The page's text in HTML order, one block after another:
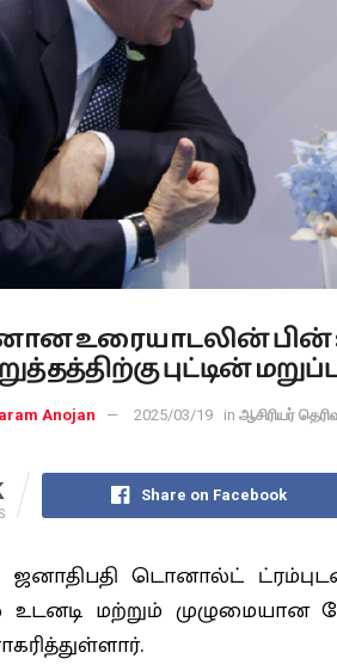
உரையாடலின்
புட்டின்
Anojan 2025/03/19 in ஆசிரியர்
Share on Facebook
ஜனாதிபதி டொனால்ட்
மற்றும் முழுமையான